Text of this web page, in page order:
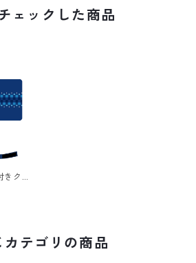
ェックした商品
きク
カテゴリの商品